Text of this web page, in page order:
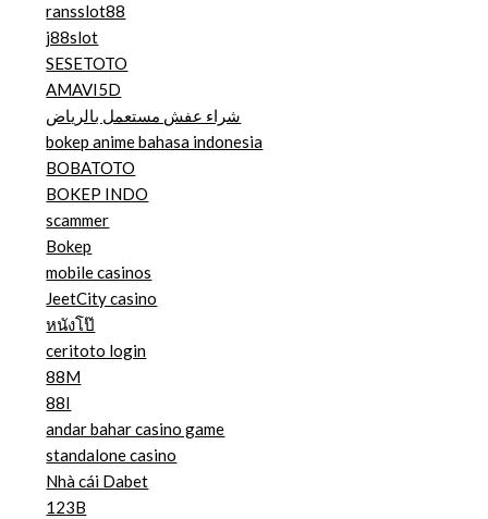
ransslot88
j88slot
SESETOTO
AMAVI5D
شراء عفش مستعمل بالرياض
bokep anime bahasa indonesia
BOBATOTO
BOKEP INDO
scammer
Bokep
mobile casinos
JeetCity casino
หนังโป๊
ceritoto login
88M
88I
andar bahar casino game
standalone casino
Nhà cái Dabet
123B